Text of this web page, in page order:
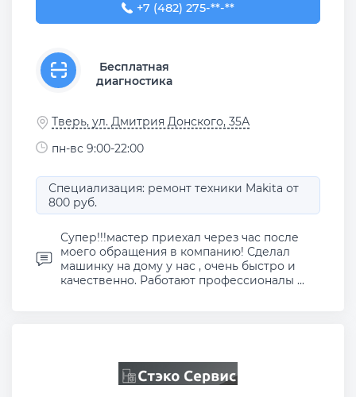
+7 (482) 275-27-14
+7 (482) 275-**-**
Бесплатная
диагностика
Тверь, ул. Дмитрия Донского, 35А
пн-вс 9:00-22:00
Специализация: ремонт техники Makita от
800 руб.
Супер!!!мастер приехал через час после
моего обращения в компанию! Сделал
машинку на дому у нас , очень быстро и
качественно. Работают профессионалы ...